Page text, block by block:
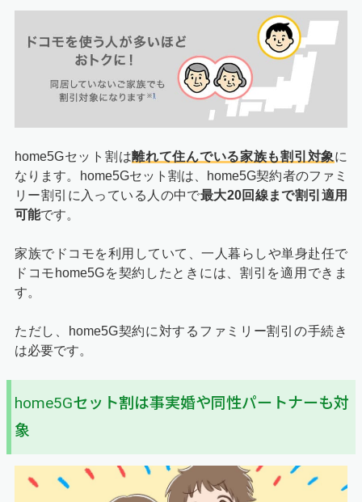
home5Gセット割は離れて住んでいる家族も割引対象に
なります。home5Gセット割は、home5G契約者のファミ
リー割引に入っている人の中で最大20回線まで割引適用
可能です。
家族でドコモを利用していて、一人暮らしや単身赴任で
ドコモhome5Gを契約したときには、割引を適用できま
す。
ただし、home5G契約に対するファミリー割引の手続き
は必要です。
home5Gセット割は事実婚や同性パートナーも対
象